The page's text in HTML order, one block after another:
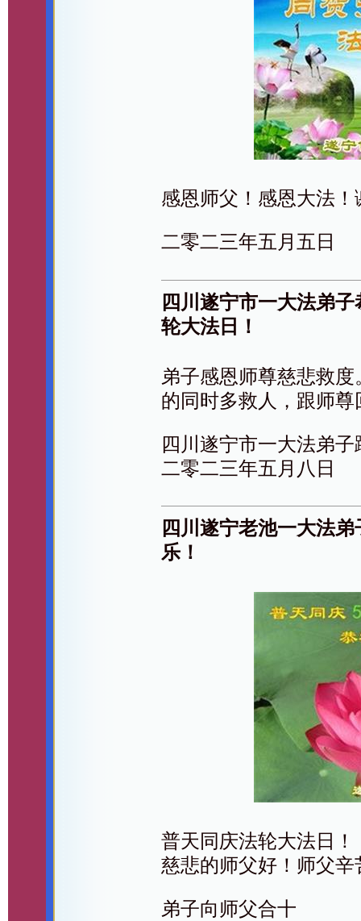
感恩师父！感恩大法
二零二三年五月五日
四川遂宁市一大法弟
轮大法日！
弟子感恩师尊慈悲救
的同时多救人，跟师尊
四川遂宁市一大法弟子
二零二三年五月八日
四川遂宁老池一大法
乐！
普天同庆法轮大法日！
慈悲的师父好！师父辛
弟子向师父合十